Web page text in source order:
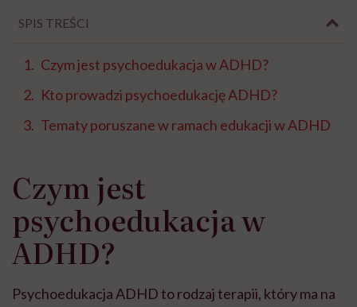
SPIS TREŚCI
Czym jest psychoedukacja w ADHD?
Kto prowadzi psychoedukację ADHD?
Tematy poruszane w ramach edukacji w ADHD
Czym jest
psychoedukacja w
ADHD?
Psychoedukacja ADHD to rodzaj terapii, który ma na